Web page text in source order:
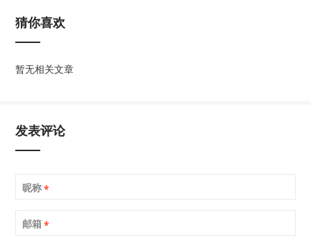
猜你喜欢
暂无相关文章
发表评论
昵称*
邮箱*